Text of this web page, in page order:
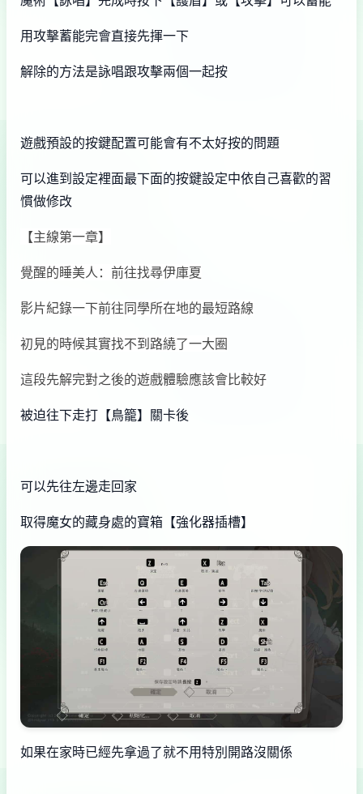
用攻擊蓄能完會直接先揮一下
解除的方法是詠唱跟攻擊兩個一起按
遊戲預設的按鍵配置可能會有不太好按的問題
可以進到設定裡面最下面的按鍵設定中依自己喜歡的習
慣做修改
【主線第一章】
覺醒的睡美人：前往找尋伊庫夏
影片紀錄一下前往同學所在地的最短路線
初見的時候其實找不到路繞了一大圈
這段先解完對之後的遊戲體驗應該會比較好
被迫往下走打【鳥籠】關卡後
可以先往左邊走回家
取得魔女的藏身處的寶箱【強化器插槽】
如果在家時已經先拿過了就不用特別開路沒關係